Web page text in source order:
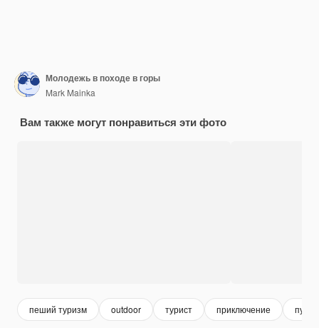
Молодежь в походе в горы
Mark Mainka
Вам также могут понравиться эти фото
пеший туризм outdoor турист приключение